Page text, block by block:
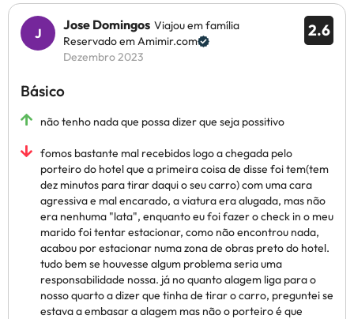
2.6
Jose Domingos Viajou em família
Reservado em Amimir.com
Dezembro 2023
Básico
não tenho nada que possa dizer que seja possitivo
fomos bastante mal recebidos logo a chegada pelo
porteiro do hotel que a primeira coisa de disse foi tem(tem
dez minutos para tirar daqui o seu carro) com uma cara
agressiva e mal encarado, a viatura era alugada, mas não
era nenhuma "lata", enquanto eu foi fazer o check in o meu
marido foi tentar estacionar, como não encontrou nada,
acabou por estacionar numa zona de obras preto do hotel.
tudo bem se houvesse algum problema seria uma
responsabilidade nossa. já no quanto alagem liga para o
nosso quarto a dizer que tinha de tirar o carro, preguntei se
estava a embasar a alagem mas não o porteiro é que